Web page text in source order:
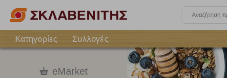
Κατηγορίες
Συλλογές
eMarket